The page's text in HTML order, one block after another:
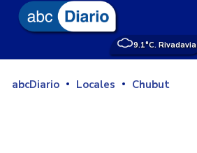
9.1°C. Rivadavia
abcDiario Locales Chubut